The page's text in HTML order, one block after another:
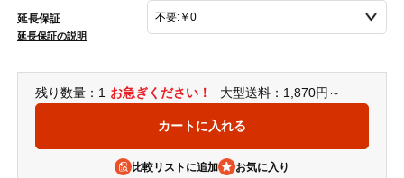
延長保証
延長保証の説明
残り数量：1 お急ぎください！ 大型送料：1,870円～
比較リストに追加